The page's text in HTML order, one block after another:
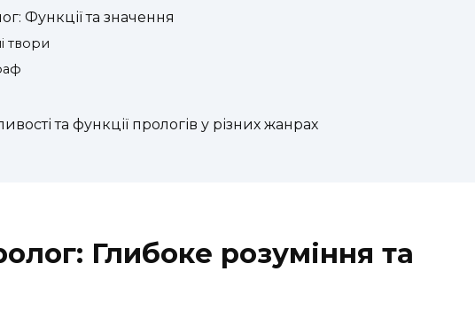
Функції та значення
твори
та функції прологів у різних жанрах
Глибоке розуміння та